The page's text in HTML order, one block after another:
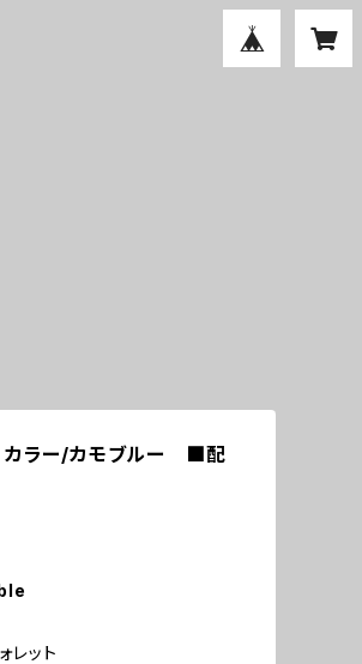
カラー/カモブルー ■配
レット